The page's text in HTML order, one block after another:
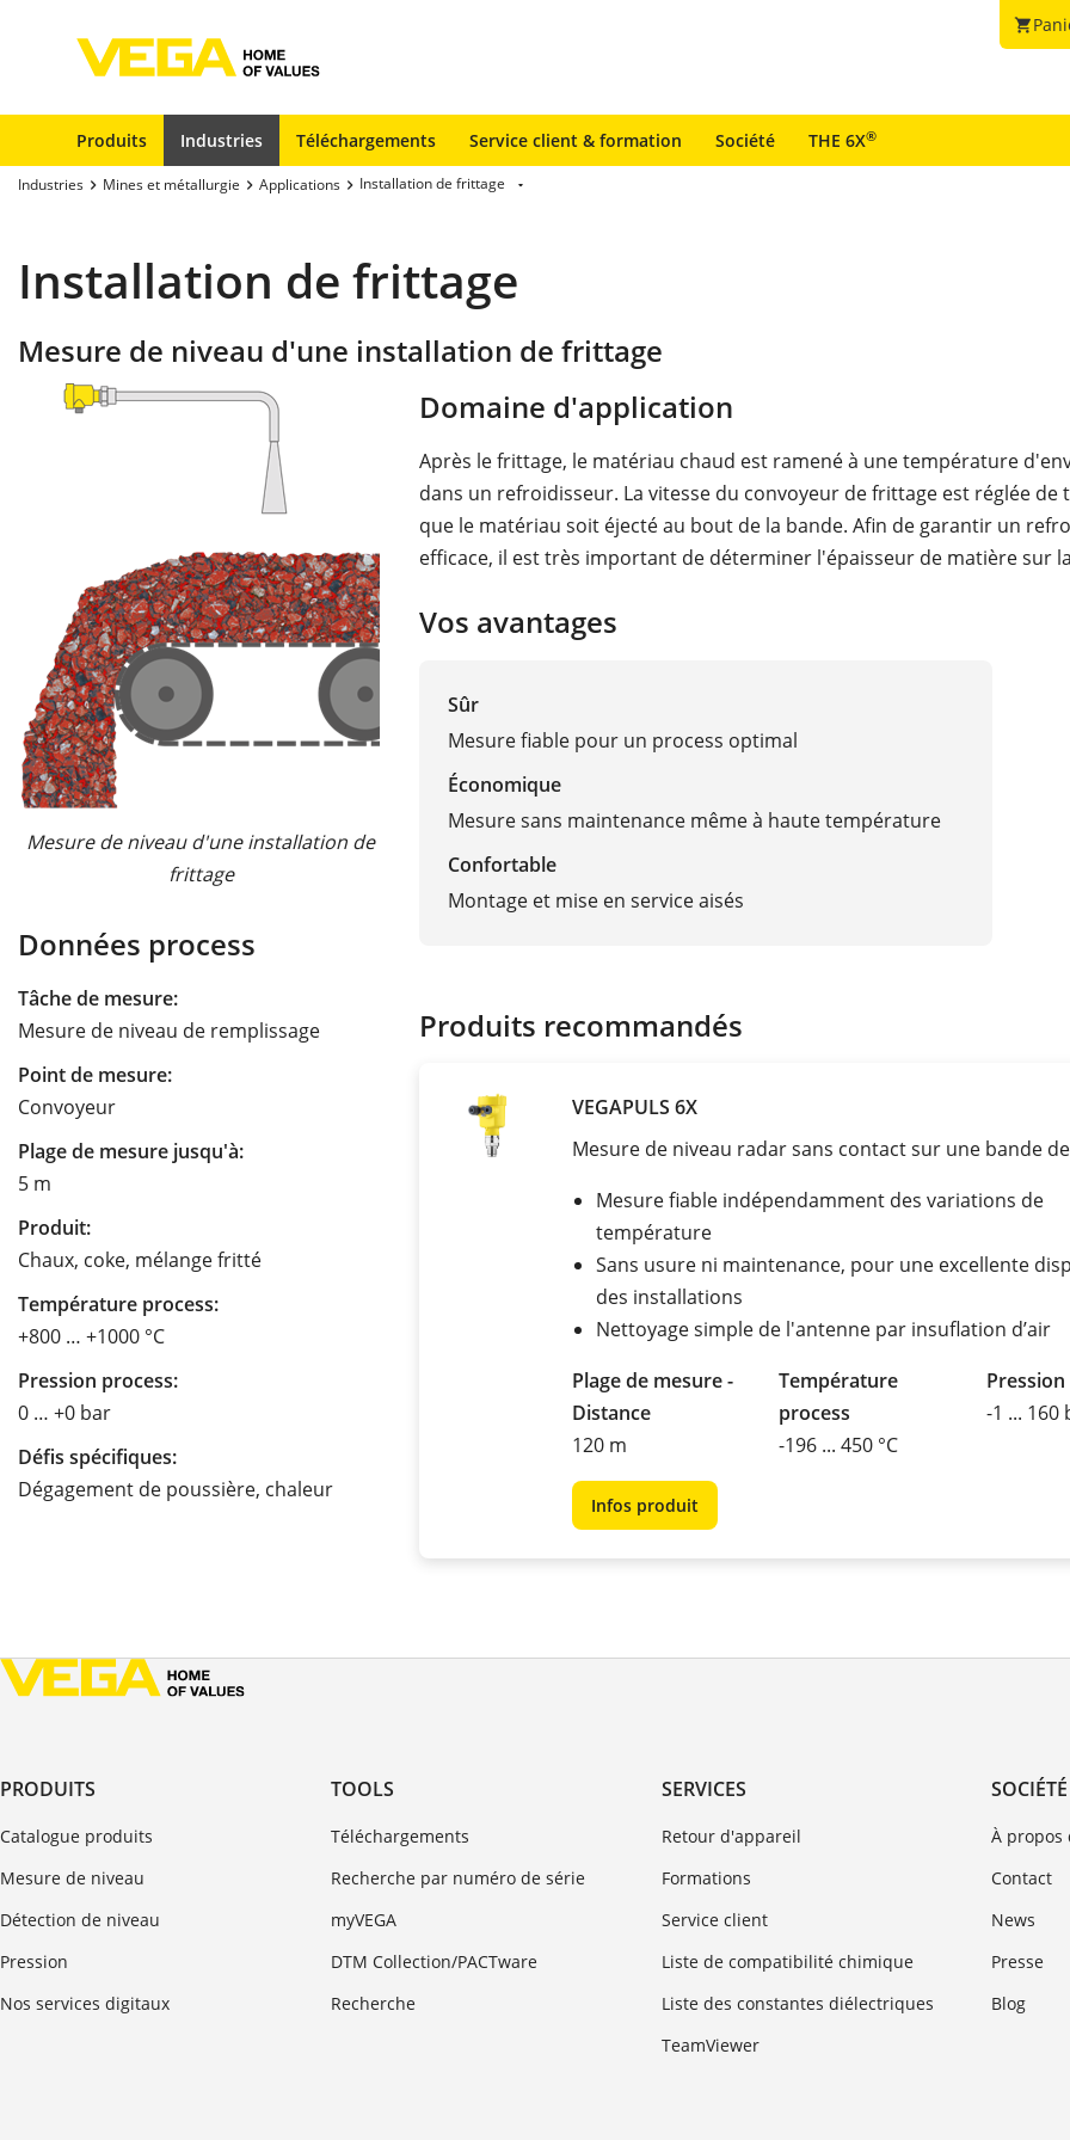
shopping_cart
Produits Industries Téléchargements Service client & formation Société THE 6X®
Industries Mines et métallurgie Applications Installation de frittage
Installation de frittage
Mesure de niveau d'une installation de frittage
Mesure de niveau d'une installation de
frittage
Données process
Tâche de mesure:
Mesure de niveau de remplissage
Point de mesure:
Convoyeur
Plage de mesure jusqu'à:
5 m
Produit:
Chaux, coke, mélange fritté
Température process:
+800 … +1000 °C
Pression process:
0 … +0 bar
Défis spécifiques:
Dégagement de poussière, chaleur
Domaine d'application
Après le frittage, le matériau chaud est ramené à une température
dans un refroidisseur. La vitesse du convoyeur de frittage est réglée de
que le matériau soit éjecté au bout de la bande. Afin de garantir un
efficace, il est très important de déterminer l'épaisseur de matière sur
Vos avantages
Sûr
Mesure fiable pour un process optimal
Économique
Mesure sans maintenance même à haute température
Confortable
Montage et mise en service aisés
Produits recommandés
VEGAPULS 6X
Mesure de niveau radar sans contact sur une bande
Mesure fiable indépendamment des variations de
température
Sans usure ni maintenance, pour une excellente
des installations
Nettoyage simple de l'antenne par insuflation d’air
Plage de mesure -
Distance
120 m
Température
process
-196 ... 450 °C
-1 ... 160
Infos produit
PRODUITS
Catalogue produits
Mesure de niveau
Détection de niveau
Pression
Nos services digitaux
TOOLS
Téléchargements
Recherche par numéro de série
myVEGA
DTM Collection/PACTware
Recherche
SERVICES
Retour d'appareil
Formations
Service client
Liste de compatibilité chimique
Liste des constantes diélectriques
TeamViewer
SOCIÉTÉ
À propos
Contact
News
Presse
Blog